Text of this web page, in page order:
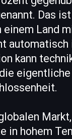
Das
Land
automatisch
kann
in hohem